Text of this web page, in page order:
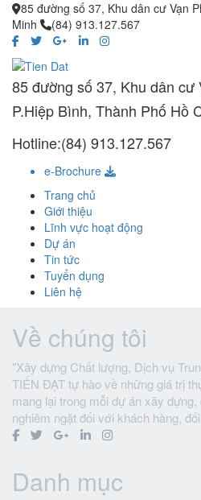
85 đường số 37, Khu dân cư Vạn
Minh
(84) 913.127.567
85 đường số 37, Khu dân cư
P.Hiệp Bình, Thành Phố Hồ
Hotline:(84) 913.127.567
e-Brochure
Trang chủ
Giới thiệu
Lĩnh vực hoạt động
Dự án
Tin tức
Tuyển dụng
Liên hệ
Về chúng tôi
"Xây dựng Chất lượng, Dịch vụ
TIẾN ĐẠT tự hào về những giá trị
mang lại trong mỗi dự án xây
nghiêm ngặt đối với khách hàng,
Danh mục